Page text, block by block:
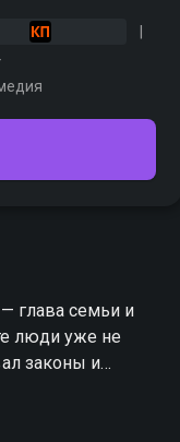
глава семьи и
люди уже не
законы и
ничего не